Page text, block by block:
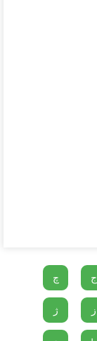
ج چ
ز ژ